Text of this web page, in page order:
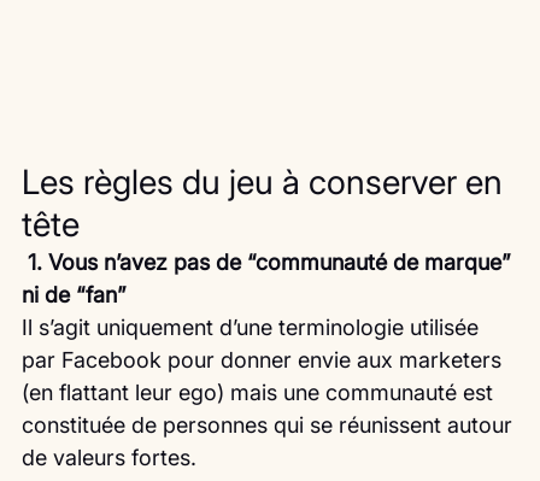
Les règles du jeu à conserver en
tête
1. Vous n’avez pas de “communauté de marque”
ni de “fan”
Il s’agit uniquement d’une terminologie utilisée
par Facebook pour donner envie aux marketers
(en flattant leur ego) mais une communauté est
constituée de personnes qui se réunissent autour
de valeurs fortes.